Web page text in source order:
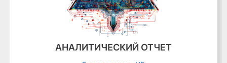
АНАЛИТИЧЕСКИЙ ОТЧЕТ